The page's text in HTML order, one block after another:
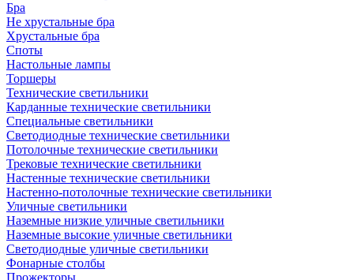
Бра
Не хрустальные бра
Хрустальные бра
Споты
Настольные лампы
Торшеры
Технические светильники
Карданные технические светильники
Специальные светильники
Светодиодные технические светильники
Потолочные технические светильники
Трековые технические светильники
Настенные технические светильники
Настенно-потолочные технические светильники
Уличные светильники
Наземные низкие уличные светильники
Наземные высокие уличные светильники
Светодиодные уличные светильники
Фонарные столбы
Прожекторы